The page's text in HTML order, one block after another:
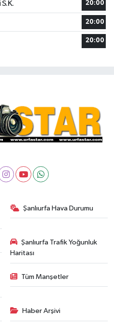
20:00
20:00
20:00
Şanlıurfa Hava Durumu
Şanlıurfa Trafik Yoğunluk
Haritası
Tüm Manşetler
Haber Arşivi